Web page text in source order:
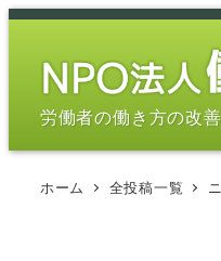
メ
労働者の働き方の改
ホーム 全投稿一覧